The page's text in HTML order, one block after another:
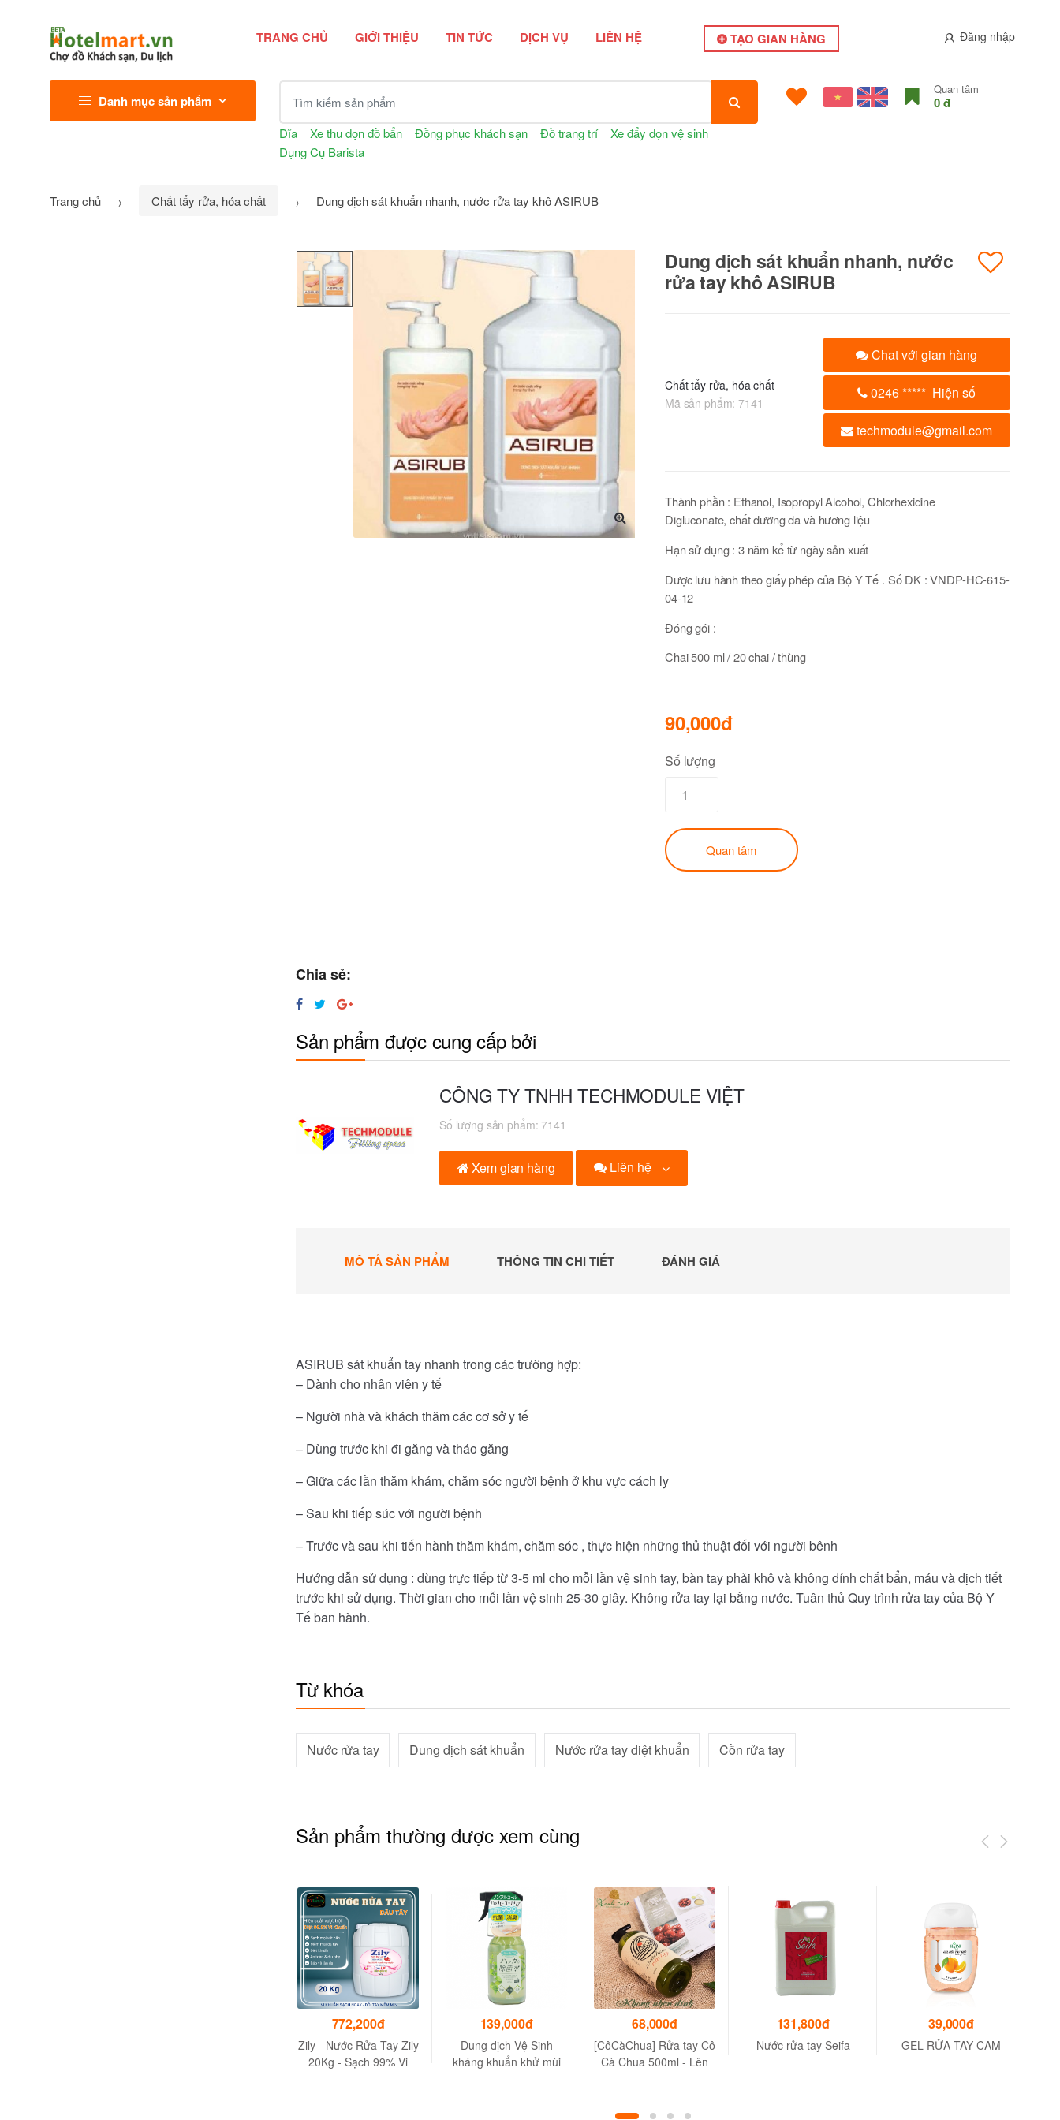
TRANG CHỦ GIỚI THIỆU TIN TỨC DỊCH VỤ LIÊN HỆ TẠO GIAN HÀNG Đăng nhập
Danh mục sản phẩm
Dĩa Xe thu dọn đồ bẩn Đồng phục khách sạn Đồ trang trí
Xe đẩy dọn vệ sinh
Dụng Cụ Barista
Quan tâm
0 đ
Trang chủ Chất tẩy rửa, hóa chất Dung dịch sát khuẩn nhanh, nước rửa tay khô ASIRUB
🔍
Dung dịch sát khuẩn nhanh, nước
rửa tay khô ASIRUB
Chất tẩy rửa, hóa chất
Mã sản phẩm:7141
Chat với gian hàng
0246***** Hiện số
techmodule@gmail.com
Thành phần : Ethanol, Isopropyl Alcohol, Chlorhexidine
Digluconate, chất dưỡng da và hương liệu
Hạn sử dụng : 3 năm kể từ ngày sản xuất
Được lưu hành theo giấy phép của Bộ Y Tế . Số ĐK : VNDP-HC-615-
04-12
Đóng gói :
Chai 500 ml / 20 chai / thùng
90,000đ
Số lượng
Quan tâm
Chia sẻ:
Sản phẩm được cung cấp bởi
CÔNG TY TNHH TECHMODULE VIỆT
Số lượng sản phẩm:7141
Xem gian hàng Liên hệ
MÔ TẢ SẢN PHẨM THÔNG TIN CHI TIẾT ĐÁNH GIÁ
ASIRUB sát khuẩn tay nhanh trong các trường hợp:
– Dành cho nhân viên y tế
– Người nhà và khách thăm các cơ sở y tế
– Dùng trước khi đi găng và tháo găng
– Giữa các lần thăm khám, chăm sóc người bệnh ở khu vực cách ly
– Sau khi tiếp súc với người bệnh
– Trước và sau khi tiến hành thăm khám, chăm sóc , thực hiện những thủ thuật đối với người bênh
Hướng dẫn sử dụng : dùng trực tiếp từ 3-5 ml cho mỗi lần vệ sinh tay, bàn tay phải khô và không dính chất bẩn, máu và dịch tiết
trước khi sử dụng. Thời gian cho mỗi lần vệ sinh 25-30 giây. Không rửa tay lại bằng nước. Tuân thủ Quy trình rửa tay của Bộ Y
Tế ban hành.
Từ khóa
Nước rửa tay Dung dịch sát khuẩn Nước rửa tay diệt khuẩn Cồn rửa tay
Sản phẩm thường được xem cùng
772,200đ
Zily - Nước Rửa Tay Zily
20Kg - Sạch 99% Vi
139,000đ
Dung dịch Vệ Sinh
kháng khuẩn khử mùi
68,000đ
[CôCàChua] Rửa tay Cô
Cà Chua 500ml - Lên
131,800đ
Nước rửa tay Seifa
39,000đ
GEL RỬA TAY CAM